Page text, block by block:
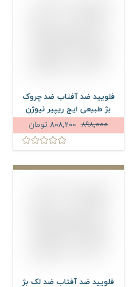
فلویید ضد آفتاب ضد چروک
بژ طبیعی ایج ریپیر نیوژن
آردن سولاریس SPF50 حجم
75 میلی لیتر
898,000 تومان
فلویید ضد آفتاب ضد لک بژ